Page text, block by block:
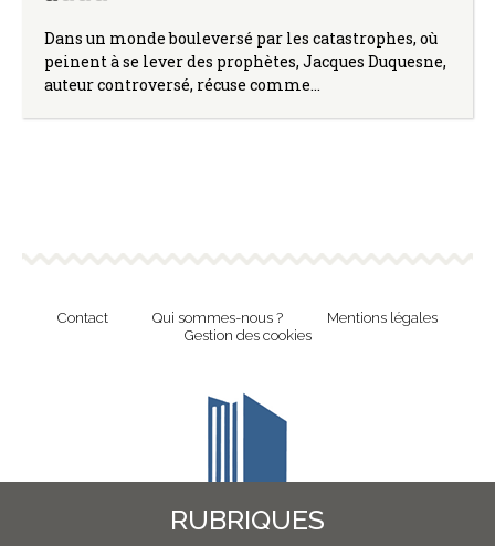
Dans un monde bouleversé par les catastrophes, où
peinent à se lever des prophètes, Jacques Duquesne,
auteur controversé, récuse comme…
RUBRIQUES
Contact Qui sommes-nous ?
Mentions légales
Gestion des cookies
Revue en ligne de l'Union Nationale Culture et Bibliothèques Pour Tous